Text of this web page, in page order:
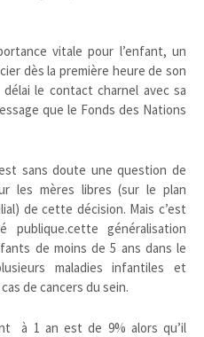
vitale pour l’enfant, un
dès la première heure de son
le contact charnel avec sa
que le Fonds des Nations
sans doute une question de
les mères libres (sur le plan
de cette décision. Mais c’est
généralisation
de moins de 5 ans dans le
maladies infantiles et
de cancers du sein.
à 1 an est de 9% alors qu’il